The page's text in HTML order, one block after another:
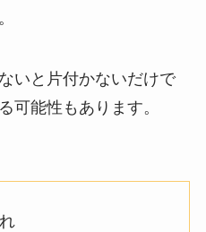
いと片付かないだけで
可能性もあります。